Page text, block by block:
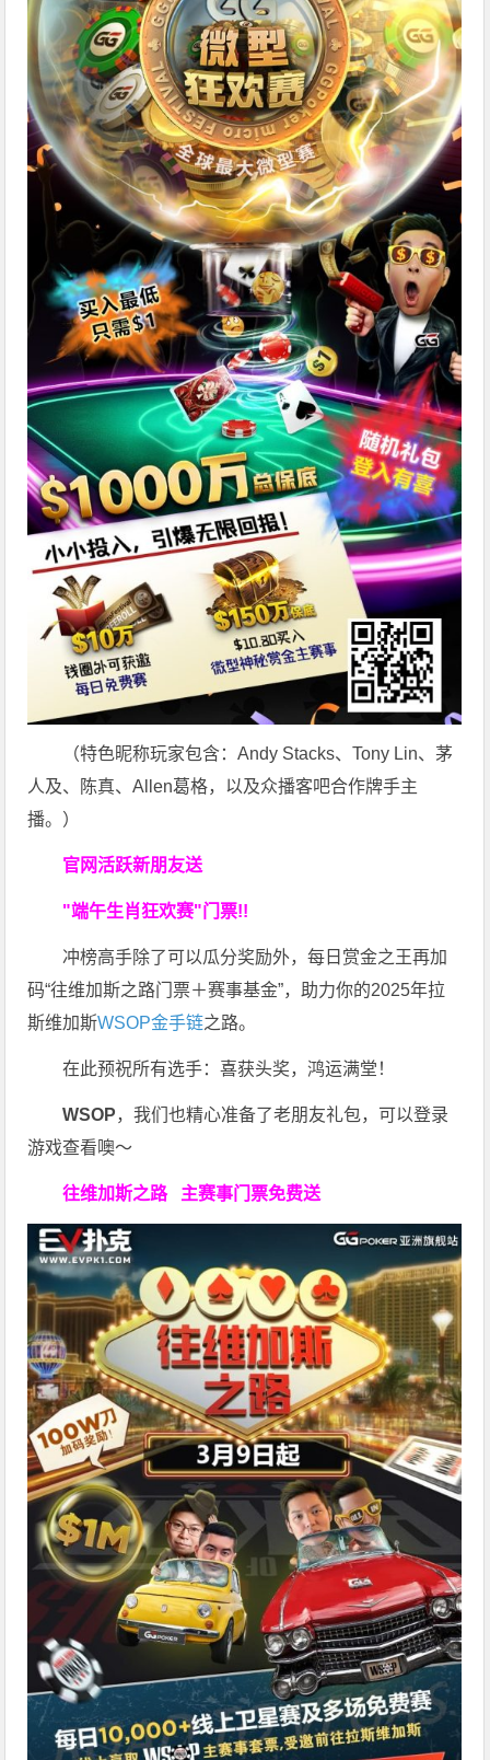
（特色昵称玩家包含：Andy Stacks、Tony Lin、茅
人及、陈真、Allen葛格，以及众播客吧合作牌手主
播。）
官网活跃新朋友送
"端午生肖狂欢赛"门票!!
冲榜高手除了可以瓜分奖励外，每日赏金之王再加
码“往维加斯之路门票＋赛事基金”，助力你的2025年拉
斯维加斯WSOP金手链之路。
在此预祝所有选手：喜获头奖，鸿运满堂！
WSOP，我们也精心准备了老朋友礼包，可以登录
游戏查看噢～
往维加斯之路 主赛事门票免费送